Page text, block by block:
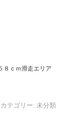
ｃｍ滑走エリア
カテゴリー: 未分類